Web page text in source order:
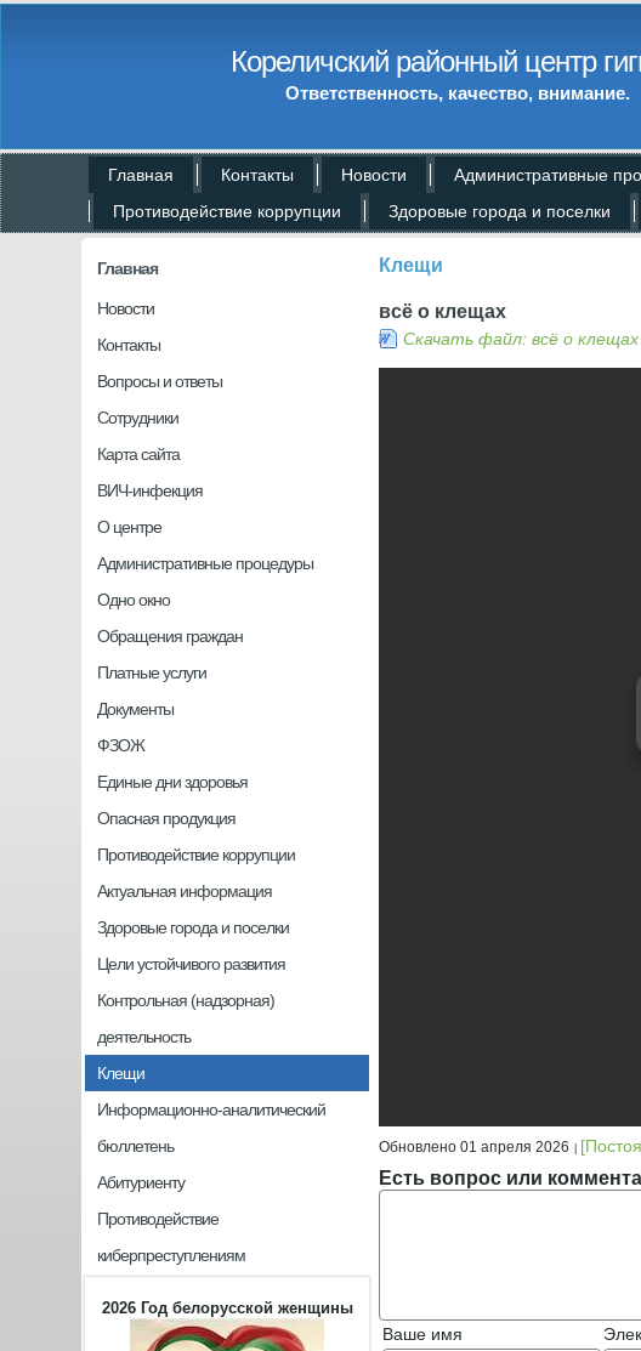
Кореличский районный центр
Ответственность, качество, внимание.
Главная Контакты Новости Административные
Противодействие коррупции
Здоровые города и поселки
Главная
Новости
Контакты
Вопросы и ответы
Сотрудники
Карта сайта
ВИЧ-инфекция
О центре
Административные процедуры
Одно окно
Обращения граждан
Платные услуги
Документы
ФЗОЖ
Единые дни здоровья
Опасная продукция
Противодействие коррупции
Актуальная информация
Здоровые города и поселки
Цели устойчивого развития
Контрольная (надзорная)
деятельность
Клещи
Информационно-аналитический
бюллетень
Абитуриенту
Противодействие
киберпреступлениям
2026 Год белорусской женщины
Клещи
всё о клещах
Скачать файл: всё о клещах
Обновлено 01 апреля 2026
Есть вопрос или
Ваше имя